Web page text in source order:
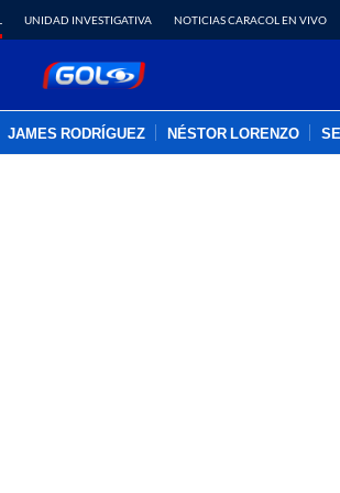
UNIDAD INVESTIGATIVA NOTICIAS CARACOL EN VIVO
JAMES RODRÍGUEZ NÉSTOR LORENZO